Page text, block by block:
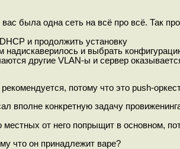
была одна сеть на всё про всё. Так
и продолжить установку
надискаверилось и выбрать
другие VLAN-ы и сервер
потому что это push-
вполне конкретную задачу
от него попрыщит в основном,
что он принадлежит варе?